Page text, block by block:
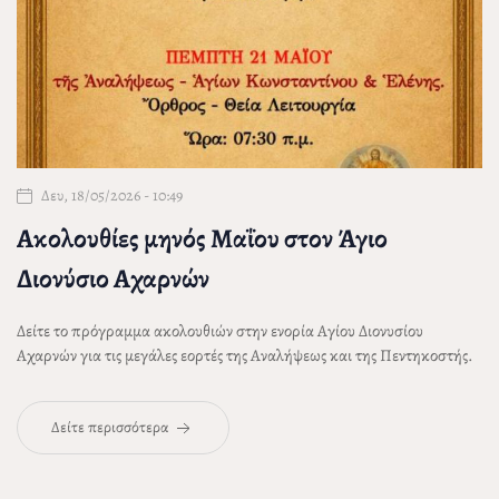
Δευ, 18/05/2026 - 10:49
Ακολουθίες μηνός Μαΐου στον Άγιο
Διονύσιο Αχαρνών
Δείτε το πρόγραμμα ακολουθιών στην ενορία Αγίου Διονυσίου
Αχαρνών για τις μεγάλες εορτές της Αναλήψεως και της Πεντηκοστής.
Δείτε περισσότερα